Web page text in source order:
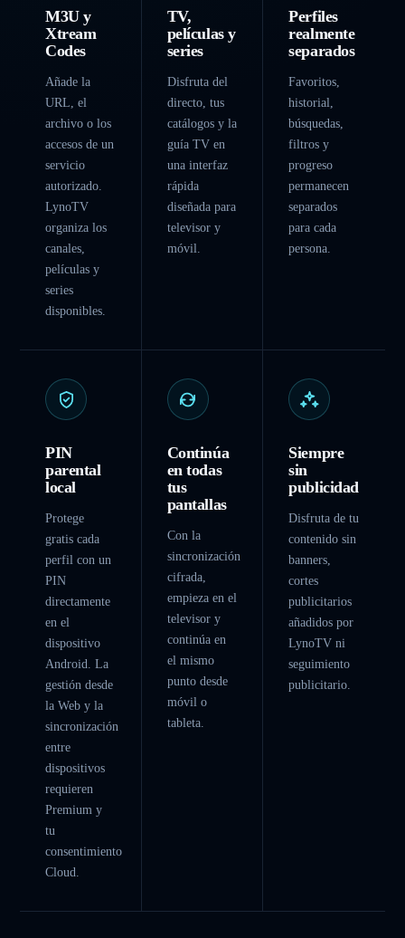
M3U y
Xtream
Codes
Añade la
URL, el
archivo o los
accesos de un
servicio
autorizado.
LynoTV
organiza los
canales,
películas y
series
disponibles.
TV,
películas y
series
Disfruta del
directo, tus
catálogos y la
guía TV en
una interfaz
rápida
diseñada para
televisor y
móvil.
Perfiles
realmente
separados
Favoritos,
historial,
búsquedas,
filtros y
progreso
permanecen
separados
para cada
persona.
PIN
parental
local
Protege
gratis cada
perfil con un
PIN
directamente
en el
dispositivo
Android. La
gestión desde
la Web y la
sincronización
entre
dispositivos
requieren
Premium y
tu
consentimiento
Cloud.
Continúa
en todas
tus
pantallas
Con la
sincronización
cifrada,
empieza en el
televisor y
continúa en
el mismo
punto desde
móvil o
tableta.
Siempre
sin
publicidad
Disfruta de tu
contenido sin
banners,
cortes
publicitarios
añadidos por
LynoTV ni
seguimiento
publicitario.